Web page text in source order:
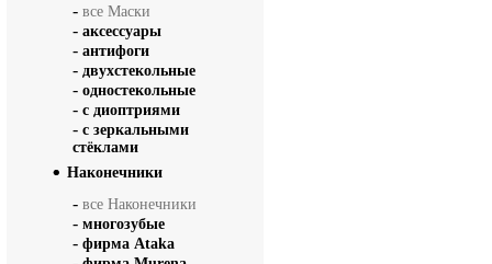
- все Маски
- аксессуары
- антифоги
- двухстекольные
- одностекольные
- с диоптриями
- с зеркальными
стёклами
Наконечники
- все Наконечники
- многозубые
- фирма Ataka